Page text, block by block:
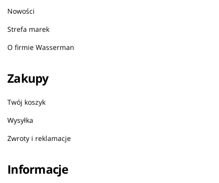
Nowości
Strefa marek
O firmie Wasserman
Zakupy
Twój koszyk
Wysyłka
Zwroty i reklamacje
Informacje